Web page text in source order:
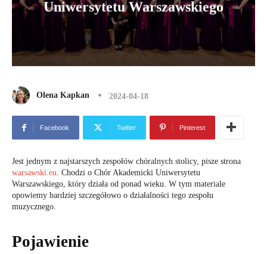
Uniwersytetu Warszawskiego
Olena Kapkan 2024-04-18
Facebook Twitter Pinterest
Jest jednym z najstarszych zespołów chóralnych stolicy, pisze strona
warsawski.eu. Chodzi o Chór Akademicki Uniwersytetu
Warszawskiego, który działa od ponad wieku. W tym materiale
opowiemy bardziej szczegółowo o działalności tego zespołu
muzycznego.
Pojawienie